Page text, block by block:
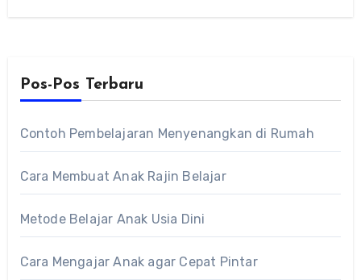
Pos-Pos Terbaru
Contoh Pembelajaran Menyenangkan di Rumah
Cara Membuat Anak Rajin Belajar
Metode Belajar Anak Usia Dini
Cara Mengajar Anak agar Cepat Pintar